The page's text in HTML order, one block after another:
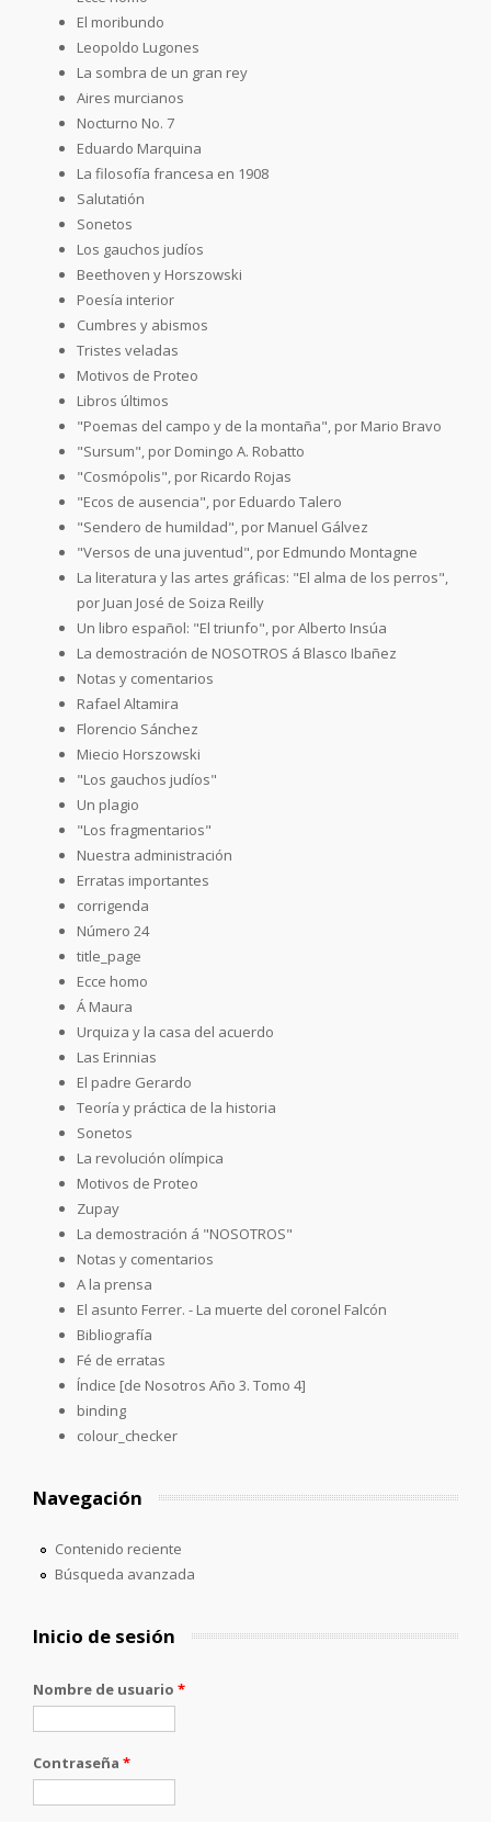
El moribundo
Leopoldo Lugones
La sombra de un gran rey
Aires murcianos
Nocturno No. 7
Eduardo Marquina
La filosofía francesa en 1908
Salutatión
Sonetos
Los gauchos judíos
Beethoven y Horszowski
Poesía interior
Cumbres y abismos
Tristes veladas
Motivos de Proteo
Libros últimos
"Poemas del campo y de la montaña", por Mario Bravo
"Sursum", por Domingo A. Robatto
"Cosmópolis", por Ricardo Rojas
"Ecos de ausencia", por Eduardo Talero
"Sendero de humildad", por Manuel Gálvez
"Versos de una juventud", por Edmundo Montagne
La literatura y las artes gráficas: "El alma de los perros",
por Juan José de Soiza Reilly
Un libro español: "El triunfo", por Alberto Insúa
La demostración de NOSOTROS á Blasco Ibañez
Notas y comentarios
Rafael Altamira
Florencio Sánchez
Miecio Horszowski
"Los gauchos judíos"
Un plagio
"Los fragmentarios"
Nuestra administración
Erratas importantes
corrigenda
Número 24
title_page
Ecce homo
Á Maura
Urquiza y la casa del acuerdo
Las Erinnias
El padre Gerardo
Teoría y práctica de la historia
Sonetos
La revolución olímpica
Motivos de Proteo
Zupay
La demostración á "NOSOTROS"
Notas y comentarios
A la prensa
El asunto Ferrer. - La muerte del coronel Falcón
Bibliografía
Fé de erratas
Índice [de Nosotros Año 3. Tomo 4]
binding
colour_checker
Navegación
Contenido reciente
Búsqueda avanzada
Inicio de sesión
Nombre de usuario *
Contraseña *